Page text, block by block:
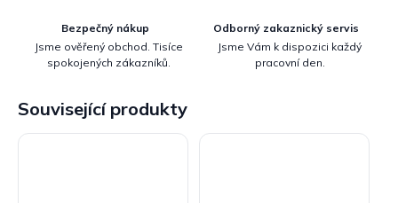
Bezpečný nákup
Jsme ověřený obchod. Tisíce
spokojených zákazníků.
Odborný zakaznický servis
Jsme Vám k dispozici každý
pracovní den.
Související produkty